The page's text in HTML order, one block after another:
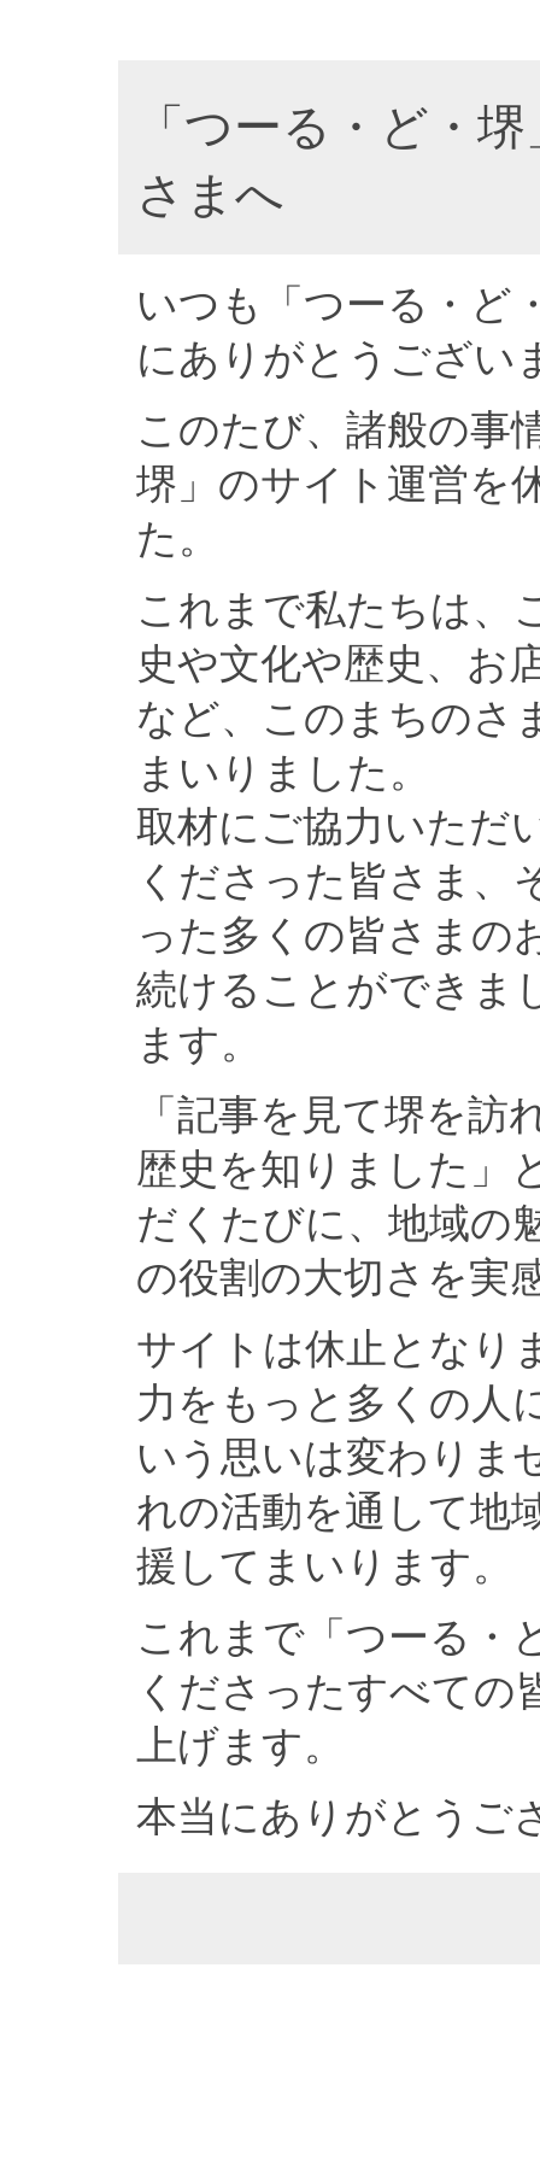
「つーる・ど・
さまへ
いつも「つーる・ど
にありがとうござい
このたび、諸般の事
堺」のサイト運営を
た。
これまで私たちは、
史や文化や歴史、お
など、このまちのさ
まいりました。
取材にご協力いただ
くださった皆さま、
った多くの皆さまの
続けることができま
ます。
「記事を見て堺を
歴史を知りました」
だくたびに、地域の
の役割の大切さを実
サイトは休止となり
力をもっと多くの人
いう思いは変わりま
れの活動を通して地
援してまいります。
これまで「つーる・
くださったすべての
上げます。
本当にありがとうご